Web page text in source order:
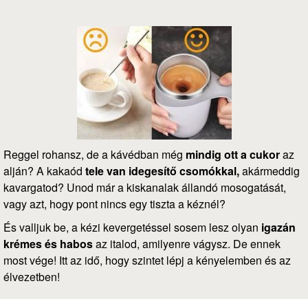
Reggel rohansz, de a kávédban még mindig ott a cukoraz
alján? A kakaód tele van idegesítő csomókkal,akármeddig
kavargatod? Unod már a kiskanalak állandó mosogatását,
vagy azt, hogy pont nincs egy tiszta a kéznél?
És valljuk be, a kézi kevergetéssel sosem lesz olyan igazán
krémes és habosaz italod, amilyenre vágysz. De ennek
most vége! Itt az idő, hogy szintet lépj a kényelemben és az
élvezetben!